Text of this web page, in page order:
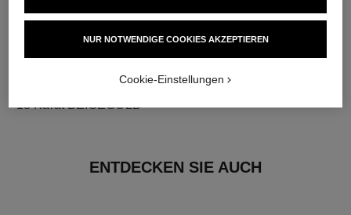
18 Karat BEIGEGOLD
ENTDECKEN SIE AUCH
NUR NOTWENDIGE COOKIES AKZEPTIEREN
Cookie-Einstellungen